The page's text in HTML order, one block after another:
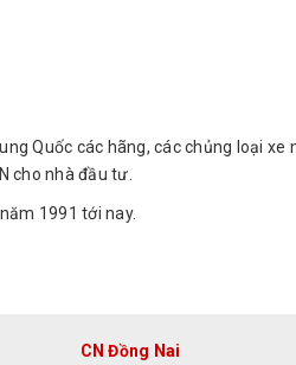
Quốc các hãng, các chủng loại xe
cho nhà đầu tư.
1991 tới nay.
CN Đồng Nai